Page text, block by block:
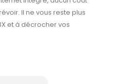
Il ne vous reste plus
et à décrocher vos